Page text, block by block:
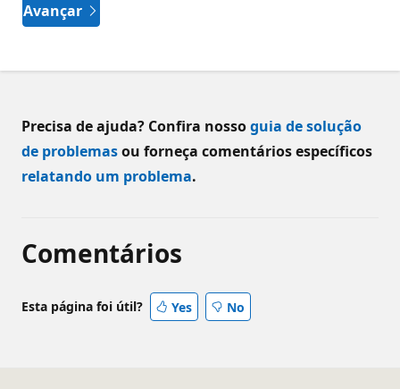
Avançar
Precisa de ajuda? Confira nossoguia de solução
de problemasou forneça comentários específicos
relatando um problema.
Comentários
Esta página foi útil? Yes No